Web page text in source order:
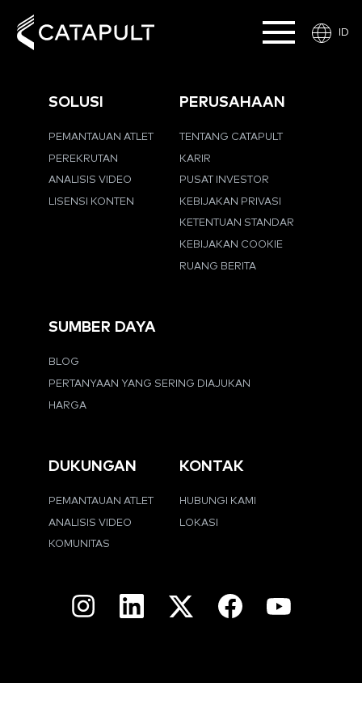
ID
SOLUSI
PEMANTAUAN ATLET
PEREKRUTAN
ANALISIS VIDEO
LISENSI KONTEN
PERUSAHAAN
TENTANG CATAPULT
KARIR
PUSAT INVESTOR
KEBIJAKAN PRIVASI
KETENTUAN STANDAR
KEBIJAKAN COOKIE
RUANG BERITA
SUMBER DAYA
BLOG
PERTANYAAN YANG SERING DIAJUKAN
HARGA
DUKUNGAN
PEMANTAUAN ATLET
ANALISIS VIDEO
KOMUNITAS
KONTAK
HUBUNGI KAMI
LOKASI